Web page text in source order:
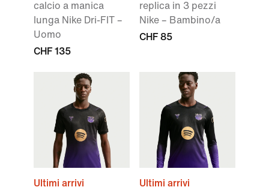
calcio a manica
lunga Nike Dri-FIT –
Uomo
CHF 135
replica in 3 pezzi
Nike – Bambino/a
CHF 85
Ultimi arrivi
Ultimi arrivi